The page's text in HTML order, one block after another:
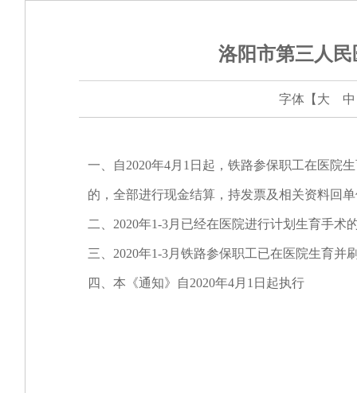
洛阳市第三人
字体【 大 中
一、自2020年4月1日起，铁路参保职工在医院
的，全部进行现金结算，持发票及相关资料回
二、2020年1-3月已经在医院进行计划生育手术
三、2020年1-3月铁路参保职工已在医院生育
四、本《通知》自2020年4月1日起执行